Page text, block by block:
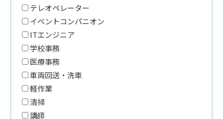
テレオペレーター
イベントコンパニオン
ITエンジニア
学校事務
医療事務
車両回送・洗車
軽作業
清掃
講師